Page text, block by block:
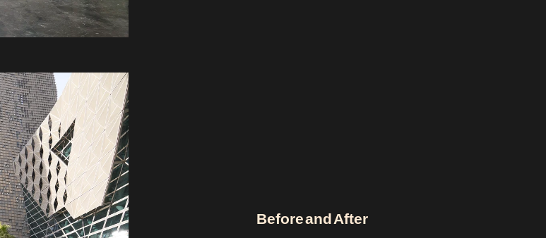
Before and After